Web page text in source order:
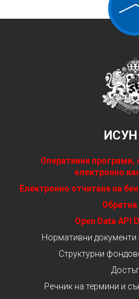
ИСУН
Оперативни програми,
електронно
Електронно отчитане на
Open Data API
Нормативни документи
Структурни
Речник на термини и